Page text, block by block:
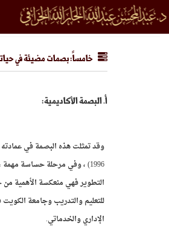
خامساً: بصمات مضيئة في
أ‌. البصمة الأكاديمية:
1996) ، وفي مرحلة حساسة
التطوير فهي منعكسة الأهمية من
للتعليم والتدريب وجامعة
الإداري والخدماتي.